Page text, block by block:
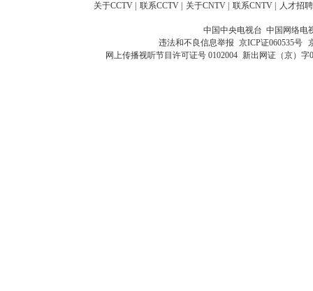
关于CCTV 联系CCTV 关于CNTV 联系CNTV 人才招聘
中国中央电视台 中国网络电
违法和不良信息举报 京ICP证060535号
网上传播视听节目许可证号 0102004 新出网证（京）